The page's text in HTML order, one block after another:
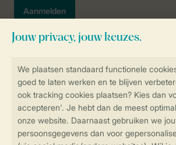
SSL certificaat
Veilige gegevensoverdracht
Veilige betaling